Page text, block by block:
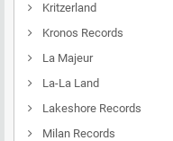
Kritzerland
Kronos Records
La Majeur
La-La Land
Lakeshore Records
Milan Records